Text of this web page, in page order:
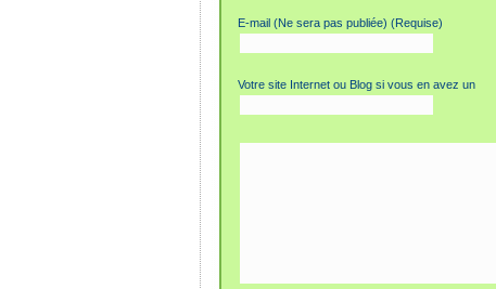
E-mail (Ne sera pas publiée) (Requise)
Votre site Internet ou Blog si vous en avez un